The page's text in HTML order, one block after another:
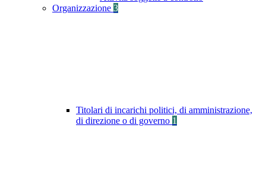
Organizzazione 3
Titolari di incarichi politici, di amministrazione,
di direzione o di governo 1